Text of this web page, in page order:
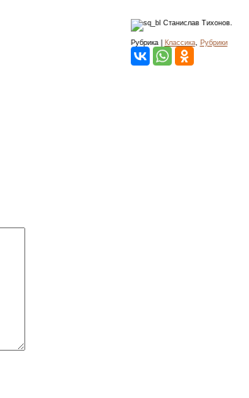
Станислав Тихонов.
Рубрика | Классика, Рубрики